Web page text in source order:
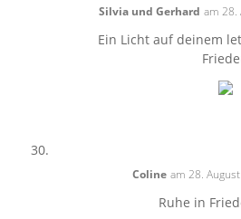
Silvia und Gerhard am 28.
Ein Licht auf deinem
Coline am 28.
Ruhe in